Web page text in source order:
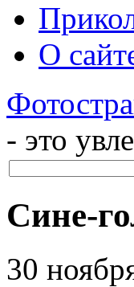
О
- это
Сине-
30